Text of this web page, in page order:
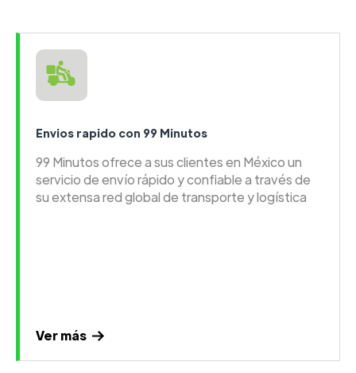
Envios rapido con 99 Minutos
99 Minutos ofrece a sus clientes en México un
servicio de envío rápido y confiable a través de
su extensa red global de transporte y logística
Ver más